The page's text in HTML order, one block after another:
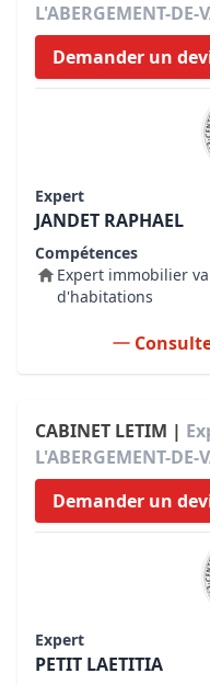
L'ABERGEMENT-DE-
Demander un
Expert
JANDET RAPHAEL
Compétences
Expert immobilier
d'habitations
CABINET LETIM |
L'ABERGEMENT-DE-
Demander un
Expert
PETIT LAETITIA